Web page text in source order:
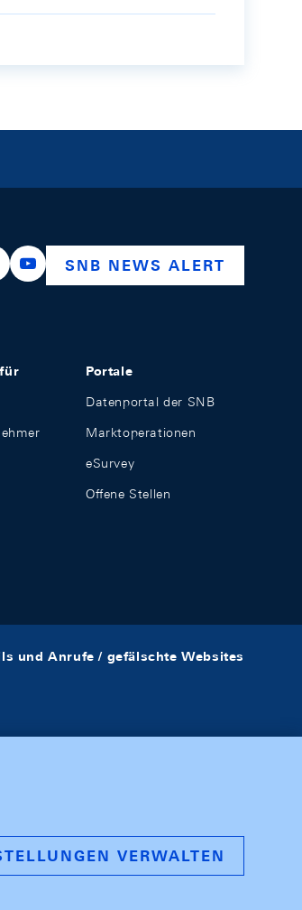
x.com/snb_bns
https://ch.linkedin.com/company/swiss-
https://www.youtube.com/
SNB NEWS ALERT
Portale
Datenportal der SNB
Marktoperationen
eSurvey
Offene Stellen
und Anrufe / gefälschte Websites
VERWALTEN